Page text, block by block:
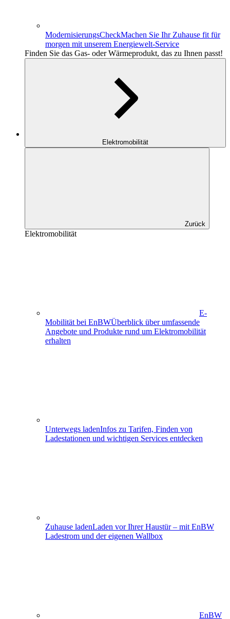
ModernisierungsCheckMachen Sie Ihr Zuhause fit für
morgen mit unserem Energiewelt-Service
Finden Sie das Gas- oder Wärmeprodukt, das zu Ihnen passt!
Elektromobilität
Zurück
Elektromobilität
E-
Mobilität bei EnBWÜberblick über umfassende
Angebote und Produkte rund um Elektromobilität
erhalten
Unterwegs ladenInfos zu Tarifen, Finden von
Ladestationen und wichtigen Services entdecken
Zuhause ladenLaden vor Ihrer Haustür – mit EnBW
Ladestrom und der eigenen Wallbox
EnBW